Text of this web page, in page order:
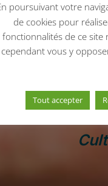
poursuivant votre
de cookies pour
fonctionnalités de ce site
cependant vous y
Tout accepter